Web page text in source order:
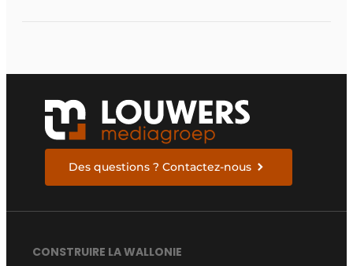
Des questions ? Contactez-nous
CONSTRUIRE LA WALLONIE